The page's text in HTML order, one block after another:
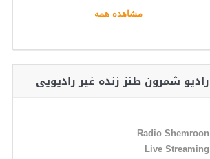
مشاهده همه
رادیو شمرون طنز زنده غیر رادیویی
Radio Shemroon
Live Streaming